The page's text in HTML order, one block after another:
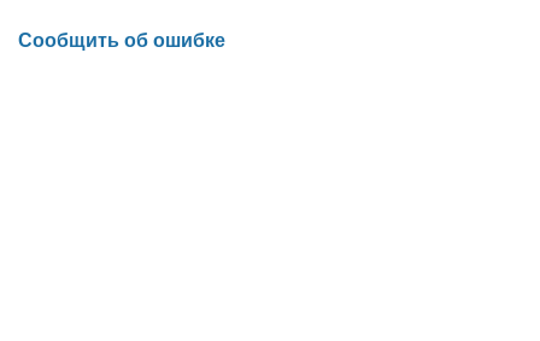
Сообщить об ошибке